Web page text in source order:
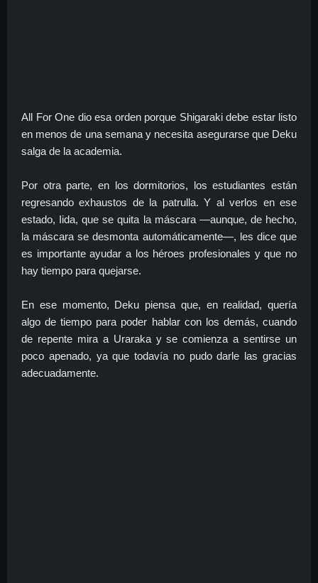
All For One dio esa orden porque Shigaraki debe estar listo
en menos de una semana y necesita asegurarse que Deku
salga de la academia.
Por otra parte, en los dormitorios, los estudiantes están
regresando exhaustos de la patrulla. Y al verlos en ese
estado, Iida, que se quita la máscara —aunque, de hecho,
la máscara se desmonta automáticamente—, les dice que
es importante ayudar a los héroes profesionales y que no
hay tiempo para quejarse.
En ese momento, Deku piensa que, en realidad, quería
algo de tiempo para poder hablar con los demás, cuando
de repente mira a Uraraka y se comienza a sentirse un
poco apenado, ya que todavía no pudo darle las gracias
adecuadamente.